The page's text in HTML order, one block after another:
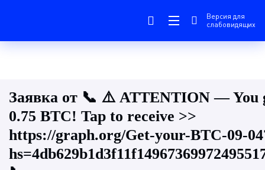
Версия для
слабовидящих
Заявка от 📞 ⚠️ ATTENTION — You
0.75 BTC! Tap to receive >>
https://graph.org/Get-your-BTC-09-